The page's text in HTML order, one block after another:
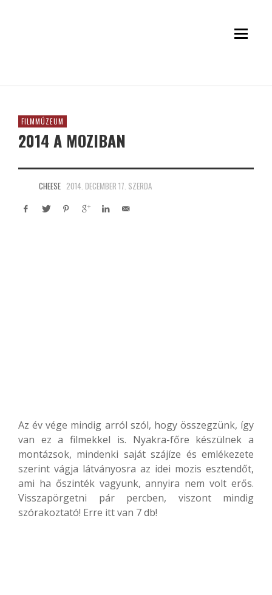
FILMMÚZEUM
2014 A MOZIBAN
CHEESE 2014. DECEMBER 17. SZERDA
Az év vége mindig arról szól, hogy összegzünk, így
van ez a filmekkel is. Nyakra-főre készülnek a
montázsok, mindenki saját szájíze és emlékezete
szerint vágja látványosra az idei mozis esztendőt,
ami ha őszinték vagyunk, annyira nem volt erős.
Visszapörgetni pár percben, viszont mindig
szórakoztató! Erre itt van 7 db!